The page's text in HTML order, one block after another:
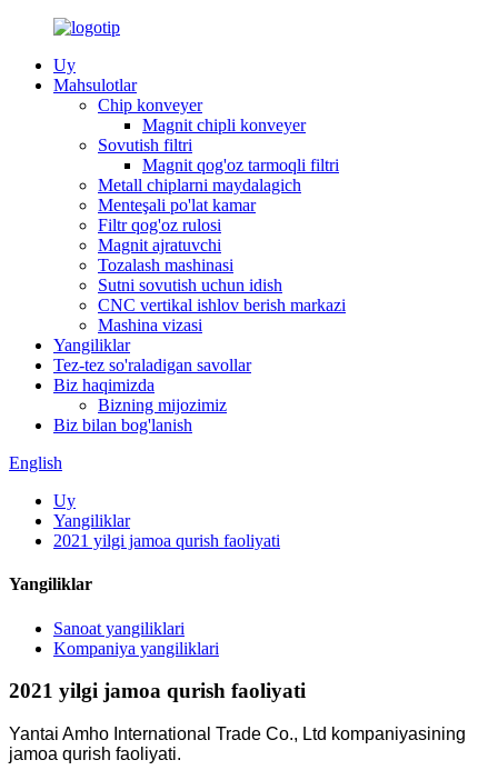
Uy
Mahsulotlar
Chip konveyer
Magnit chipli konveyer
Sovutish filtri
Magnit qog'oz tarmoqli filtri
Metall chiplarni maydalagich
Menteşali po'lat kamar
Filtr qog'oz rulosi
Magnit ajratuvchi
Tozalash mashinasi
Sutni sovutish uchun idish
CNC vertikal ishlov berish markazi
Mashina vizasi
Yangiliklar
Tez-tez so'raladigan savollar
Biz haqimizda
Bizning mijozimiz
Biz bilan bog'lanish
English
Uy
Yangiliklar
2021 yilgi jamoa qurish faoliyati
Yangiliklar
Sanoat yangiliklari
Kompaniya yangiliklari
2021 yilgi jamoa qurish faoliyati
Yantai Amho International Trade Co., Ltd kompaniyasining
jamoa qurish faoliyati.